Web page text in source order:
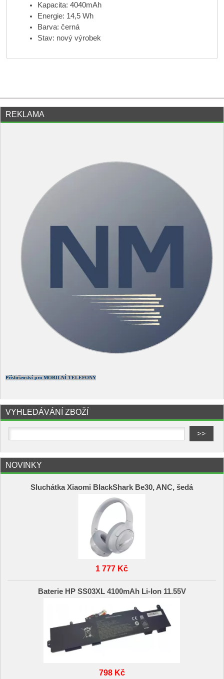
Kapacita: 4040mAh
Energie: 14,5 Wh
Barva: černá
Stav: nový výrobek
REKLAMA
Příslušenství pro MOBILNÍ TELEFONY
VYHLEDÁVÁNÍ ZBOŽÍ
NOVINKY
Sluchátka Xiaomi BlackShark Be30, ANC, šedá
1 777 Kč
Baterie HP SS03XL 4100mAh Li-Ion 11.55V
798 Kč